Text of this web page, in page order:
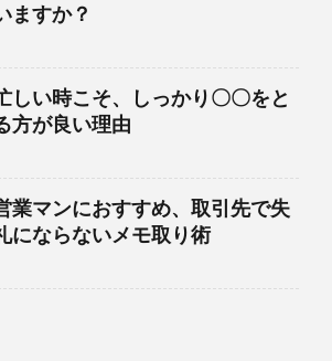
ますか？
しい時こそ、しっかり〇〇をと
方が良い理由
業マンにおすすめ、取引先で失
にならないメモ取り術